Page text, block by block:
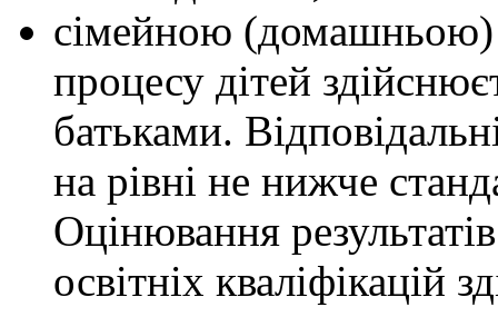
сімейною (домашньою)
процесу дітей
батьками.
на рівні не нижче
Оцінювання
освітніх кваліфікацій